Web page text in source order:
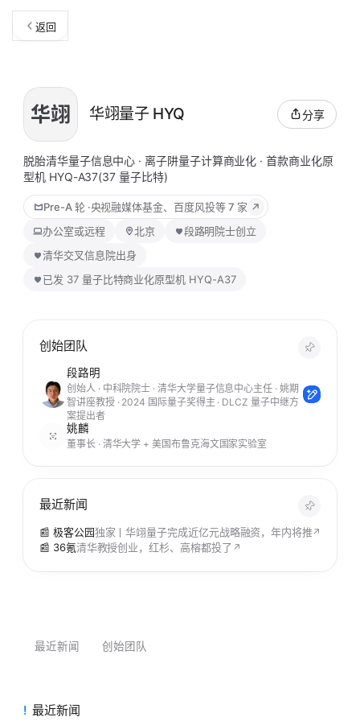
返回
华翊量子 HYQ
脱胎清华量子信息中心 · 离子阱量子计算商业化 · 首款商业化原
型机 HYQ-A37(37 量子比特)
分享
Pre-A 轮·央视融媒体基金、百度风投等 7 家
办公室或远程
北京
段路明院士创立
清华交叉信息院出身
已发 37 量子比特商业化原型机 HYQ-A37
创始团队
段路明
创始人 · 中科院院士 · 清华大学量子信息中心主任 · 姚期
智讲座教授 · 2024 国际量子奖得主 · DLCZ 量子中继方
案提出者
姚麟
董事长 · 清华大学 + 美国布鲁克海文国家实验室
最近新闻
📰 极客公园独家丨华翊量子完成近亿元战略融资，年内将推破百量子
↗
📰 36氪清华教授创业，红杉、高榕都投了 ↗
最近新闻 创始团队
最近新闻